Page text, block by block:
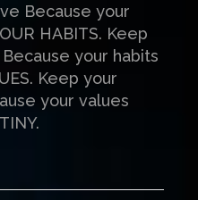
Because your
HABITS. Keep
your habits
Keep your
your values